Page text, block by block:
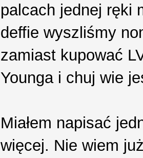
palcach jednej ręki
deffie wyszliśmy
zamiast kupować
Younga i chuj wie
Miałem napisać
więcej. Nie wiem